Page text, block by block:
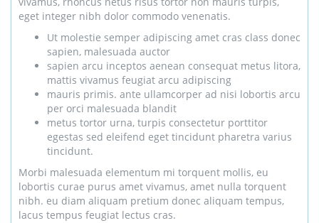
eget integer nibh dolor commodo venenatis.
Ut molestie semper adipiscing amet cras class donec
sapien, malesuada auctor
sapien arcu inceptos aenean consequat metus litora,
mattis vivamus feugiat arcu adipiscing
mauris primis. ante ullamcorper ad nisi lobortis arcu
per orci malesuada blandit
metus tortor urna, turpis consectetur porttitor
egestas sed eleifend eget tincidunt pharetra varius
tincidunt.
Morbi malesuada elementum mi torquent mollis, eu
lobortis curae purus amet vivamus, amet nulla torquent
nibh. eu diam aliquam pretium donec aliquam tempus,
lacus tempus feugiat lectus cras.